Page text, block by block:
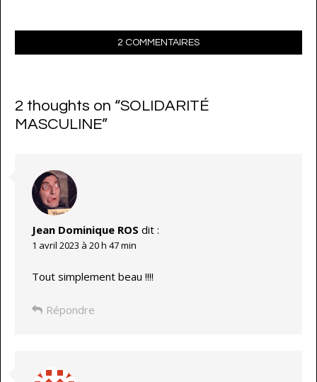
2 COMMENTAIRES
2 thoughts on “SOLIDARITÉ
MASCULINE”
Jean Dominique ROS dit :
1 avril 2023 à 20 h 47 min
Tout simplement beau !!!!
Répondre